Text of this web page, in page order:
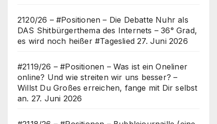
2120/26 – #Positionen – Die Debatte Nuhr als
DAS Shitbürgerthema des Internets – 36° Grad,
es wird noch heißer #Tageslied 27. Juni 2026
#2119/26 – #Positionen – Was ist ein Oneliner
online? Und wie streiten wir uns besser? –
Willst Du Großes erreichen, fange mit Dir selbst
an. 27. Juni 2026